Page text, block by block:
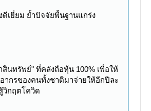
ดีเยี่ยม ย้ำปัจจัยพื้นฐานแกร่ง
นทรัพย์" ที่คลังถือหุ้น 100% เพื่อให้
กรของคนทั้งชาติมาจ่ายให้อีกปีละ
วิกฤตโควิด